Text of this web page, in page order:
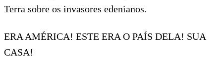
Terra sobre os invasores edenianos.
ERA AMÉRICA! ESTE ERA O PAÍS DELA! SUA
CASA!